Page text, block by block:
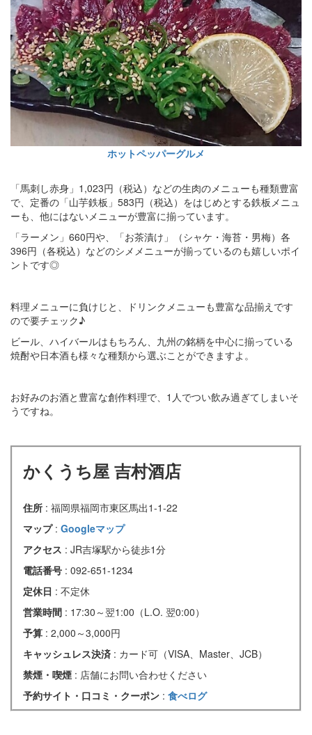
ホットペッパーグルメ
「馬刺し赤身」1,023円（税込）などの生肉のメニューも種類豊富
で、定番の「山芋鉄板」583円（税込）をはじめとする鉄板メニュ
ーも、他にはないメニューが豊富に揃っています。
「ラーメン」660円や、「お茶漬け」（シャケ・海苔・男梅）各
396円（各税込）などのシメメニューが揃っているのも嬉しいポイ
ントです◎
料理メニューに負けじと、ドリンクメニューも豊富な品揃えです
ので要チェック♪
ビール、ハイバールはもちろん、九州の銘柄を中心に揃っている
焼酎や日本酒も様々な種類から選ぶことができますよ。
お好みのお酒と豊富な創作料理で、1人でつい飲み過ぎてしまいそ
うですね。
かくうち屋 吉村酒店
住所 : 福岡県福岡市東区馬出1-1-22
マップ : Googleマップ
アクセス : JR吉塚駅から徒歩1分
電話番号 : 092-651-1234
定休日 : 不定休
営業時間 : 17:30～翌1:00（L.O. 翌0:00）
予算 : 2,000～3,000円
キャッシュレス決済 : カード可（VISA、Master、JCB）
禁煙・喫煙 : 店舗にお問い合わせください
予約サイト・口コミ・クーポン : 食べログ